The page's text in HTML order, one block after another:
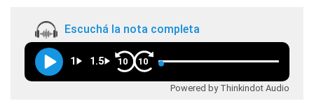
Escuchá la nota completa
1 1.5 10 10
Powered by Thinkindot Audio